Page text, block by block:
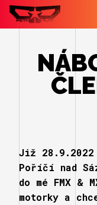
Již 28.9.2022
Poříčí nad
do mé FMX &
motorky a